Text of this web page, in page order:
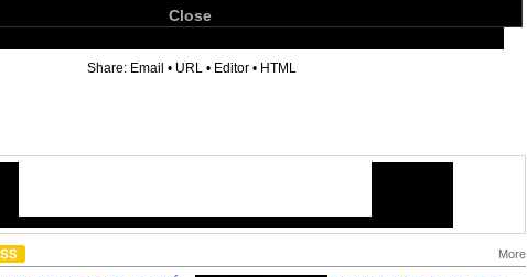
Close
Share: Email • URL • Editor • HTML
More